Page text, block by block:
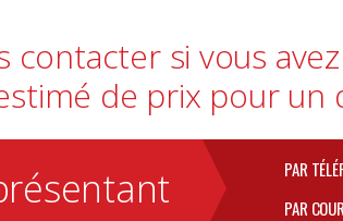
contacter si vous
de prix pour un
PAR
PAR